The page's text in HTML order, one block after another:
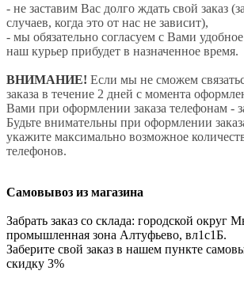
- не заставим Вас долго ждать свой заказ
случаев, когда это от нас не зависит),
- мы обязательно согласуем с Вами
наш курьер прибудет в назначенное время.
ВНИМАНИЕ! Если мы не сможем
заказа в течение 2 дней с момента
Вами при оформлении заказа телефонам -
Будьте внимательны при оформлении
укажите максимально возможное
телефонов.
Самовывоз из магазина
Забрать заказ со склада: городской округ
промышленная зона Алтуфьево, вл1с1Б.
Заберите свой заказ в нашем пункте
скидку 3%